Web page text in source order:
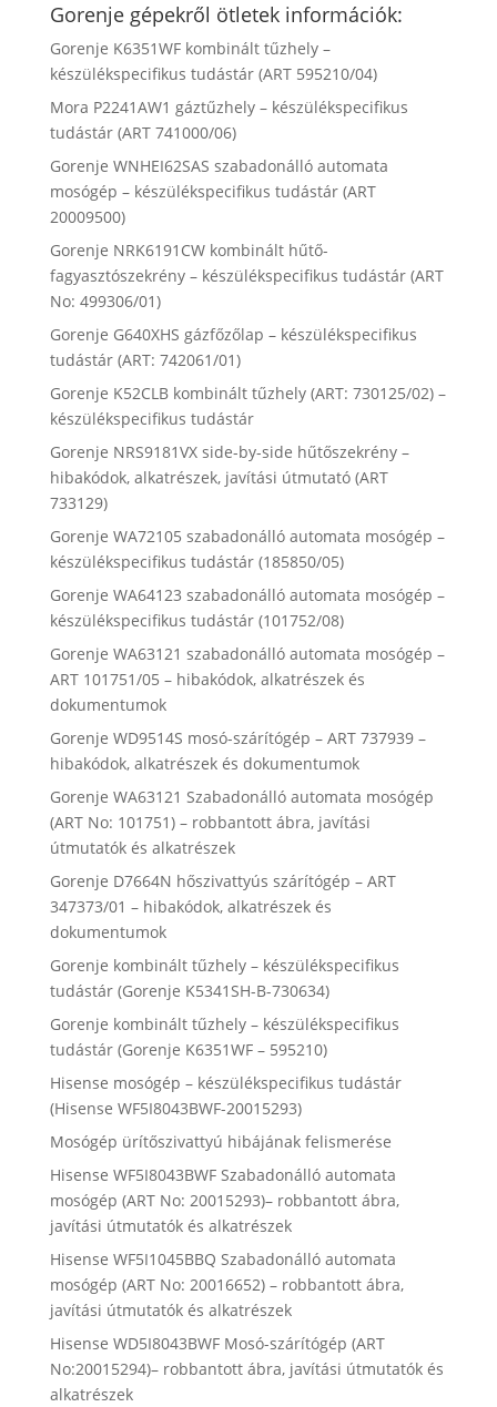
Gorenje gépekről ötletek információk:
Gorenje K6351WF kombinált tűzhely –
készülékspecifikus tudástár (ART 595210/04)
Mora P2241AW1 gáztűzhely – készülékspecifikus
tudástár (ART 741000/06)
Gorenje WNHEI62SAS szabadonálló automata
mosógép – készülékspecifikus tudástár (ART
20009500)
Gorenje NRK6191CW kombinált hűtő-
fagyasztószekrény – készülékspecifikus tudástár (ART
No: 499306/01)
Gorenje G640XHS gázfőzőlap – készülékspecifikus
tudástár (ART: 742061/01)
Gorenje K52CLB kombinált tűzhely (ART: 730125/02) –
készülékspecifikus tudástár
Gorenje NRS9181VX side-by-side hűtőszekrény –
hibakódok, alkatrészek, javítási útmutató (ART
733129)
Gorenje WA72105 szabadonálló automata mosógép –
készülékspecifikus tudástár (185850/05)
Gorenje WA64123 szabadonálló automata mosógép –
készülékspecifikus tudástár (101752/08)
Gorenje WA63121 szabadonálló automata mosógép –
ART 101751/05 – hibakódok, alkatrészek és
dokumentumok
Gorenje WD9514S mosó-szárítógép – ART 737939 –
hibakódok, alkatrészek és dokumentumok
Gorenje WA63121 Szabadonálló automata mosógép
(ART No: 101751) – robbantott ábra, javítási
útmutatók és alkatrészek
Gorenje D7664N hőszivattyús szárítógép – ART
347373/01 – hibakódok, alkatrészek és
dokumentumok
Gorenje kombinált tűzhely – készülékspecifikus
tudástár (Gorenje K5341SH-B-730634)
Gorenje kombinált tűzhely – készülékspecifikus
tudástár (Gorenje K6351WF – 595210)
Hisense mosógép – készülékspecifikus tudástár
(Hisense WF5I8043BWF-20015293)
Mosógép ürítőszivattyú hibájának felismerése
Hisense WF5I8043BWF Szabadonálló automata
mosógép (ART No: 20015293)– robbantott ábra,
javítási útmutatók és alkatrészek
Hisense WF5I1045BBQ Szabadonálló automata
mosógép (ART No: 20016652) – robbantott ábra,
javítási útmutatók és alkatrészek
Hisense WD5I8043BWF Mosó-szárítógép (ART
No:20015294)– robbantott ábra, javítási útmutatók és
alkatrészek